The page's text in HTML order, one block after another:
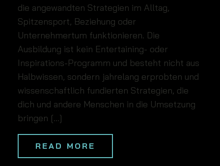
die angewandten Strategien im Alltag,
Spitzensport, Beziehung oder
Unternehmertum funktionieren. Die
Ausbildung ist kein Entertaining- oder
Inspirations-Programm und besteht nicht aus
Halbwissen, sondern jahrelang erprobten und
wissenschaftlich fundierten Strategien, die
dich und andere Menschen in die Umsetzung
bringen […]
READ MORE